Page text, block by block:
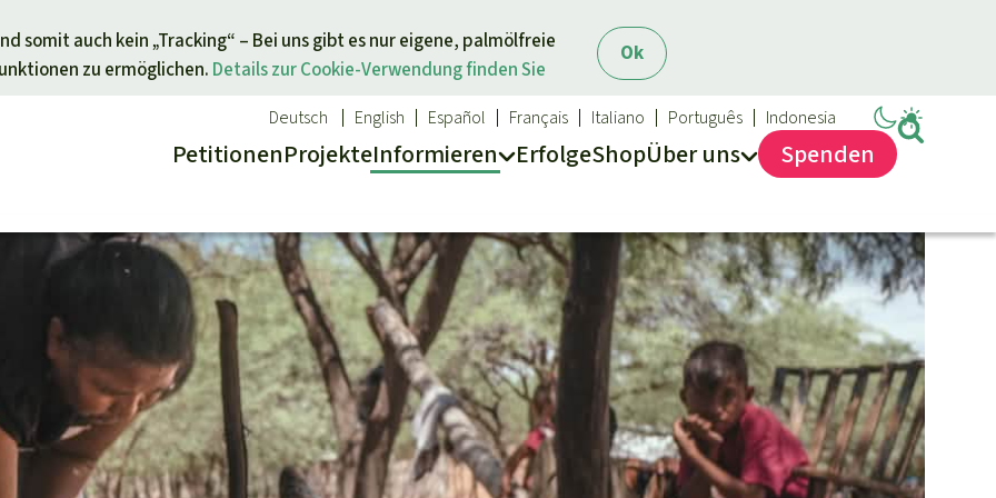
Ok
somit auch kein „Tracking“ – Bei uns gibt es nur eigene, palmölfreie
zu ermöglichen. Details zur Cookie-Verwendung finden Sie
PetitionenProjekteInformieren
Aktuelles
Erfolge
Alle News
Kids
Newsletter­anmeldung
Report
ErfolgeShopÜberuns
Deutsch English Español Français Italiano Português Indonesia
Spenden
ein Thema Spenden für eine Region
Südostasien
Afrika
Lateinamerika